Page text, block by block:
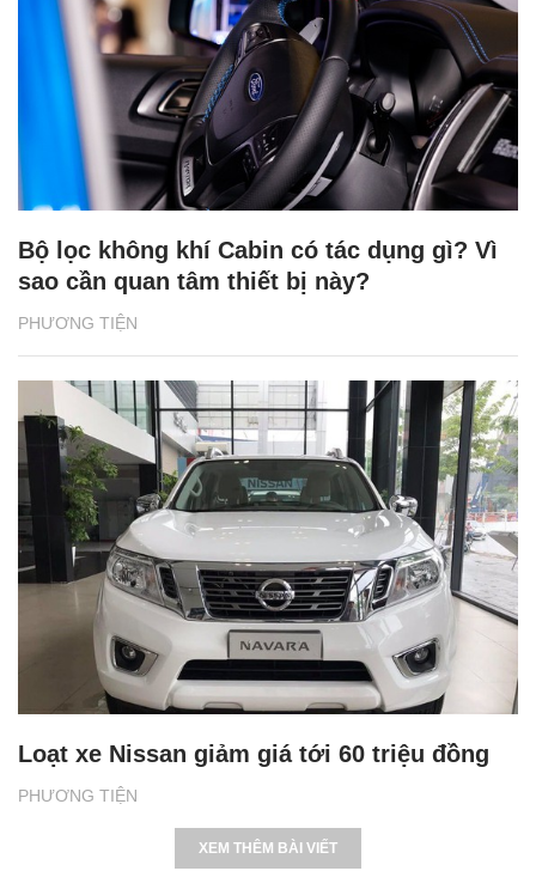
PHƯƠNG TIỆN
Bộ lọc không khí Cabin có tác dụng gì? Vì
sao cần quan tâm thiết bị này?
PHƯƠNG TIỆN
Loạt xe Nissan giảm giá tới 60 triệu đồng
XEM THÊM BÀI VIẾT